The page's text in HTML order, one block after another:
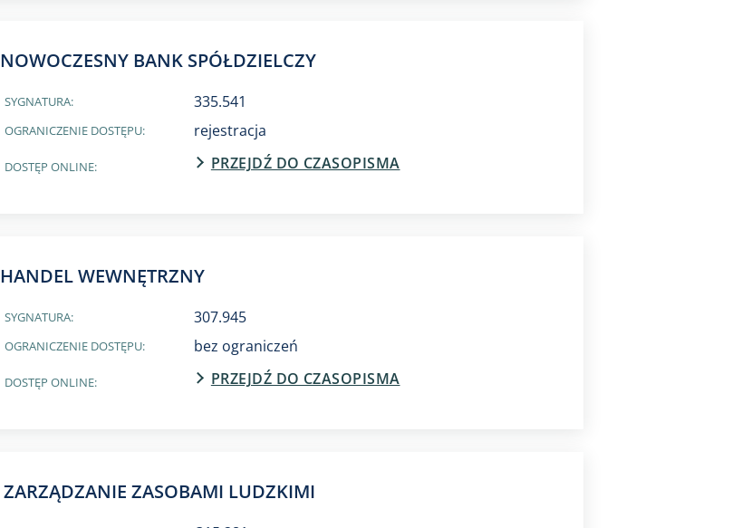
NOWOCZESNY BANK SPÓŁDZIELCZY
SYGNATURA: 335.541
OGRANICZENIE DOSTĘPU: rejestracja
DOSTĘP ONLINE: PRZEJDŹ DO CZASOPISMA
HANDEL WEWNĘTRZNY
SYGNATURA: 307.945
OGRANICZENIE DOSTĘPU: bez ograniczeń
DOSTĘP ONLINE: PRZEJDŹ DO CZASOPISMA
ZARZĄDZANIE ZASOBAMI LUDZKIMI